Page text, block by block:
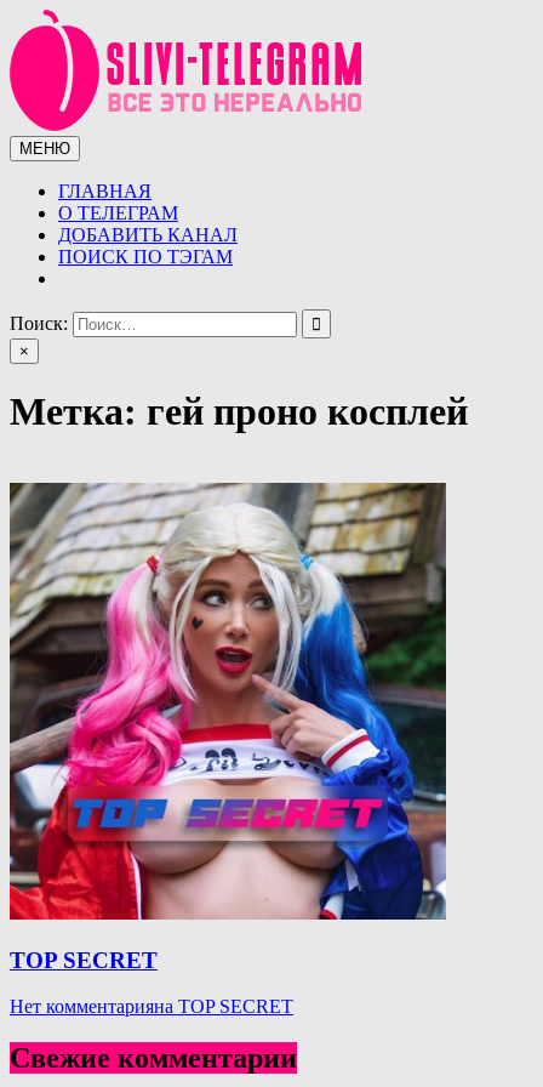
Перейти
к
содержимому
Сливы телеграмм (telegram)
Сливы ТГ (telegram) от курсов до слив знаменитостей.
Уникальная база слив ТГ
МЕНЮ
ГЛАВНАЯ
О ТЕЛЕГРАМ
ДОБАВИТЬ КАНАЛ
ПОИСК ПО ТЭГАМ
Поиск:
×
Метка: гей проно косплей
TOP SECRET
Нет комментарияна TOP SECRET
Свежие комментарии